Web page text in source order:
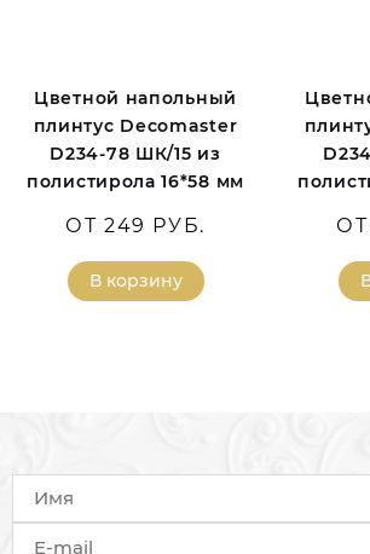
Цветной напольный
плинтус Decomaster
D234-78 ШК/15 из
полистирола 16*58 мм
ОТ 249 РУБ.
В корзину